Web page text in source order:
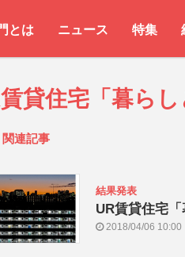
とは ニュース 特集
貸住宅「暮ら
関連記事
結果発表
UR賃貸住宅
2018/04/06 10:00